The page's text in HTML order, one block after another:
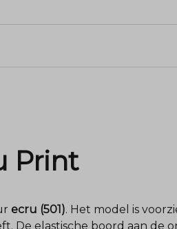
Print
ecru (501). Het model is
De elastische boord aan de